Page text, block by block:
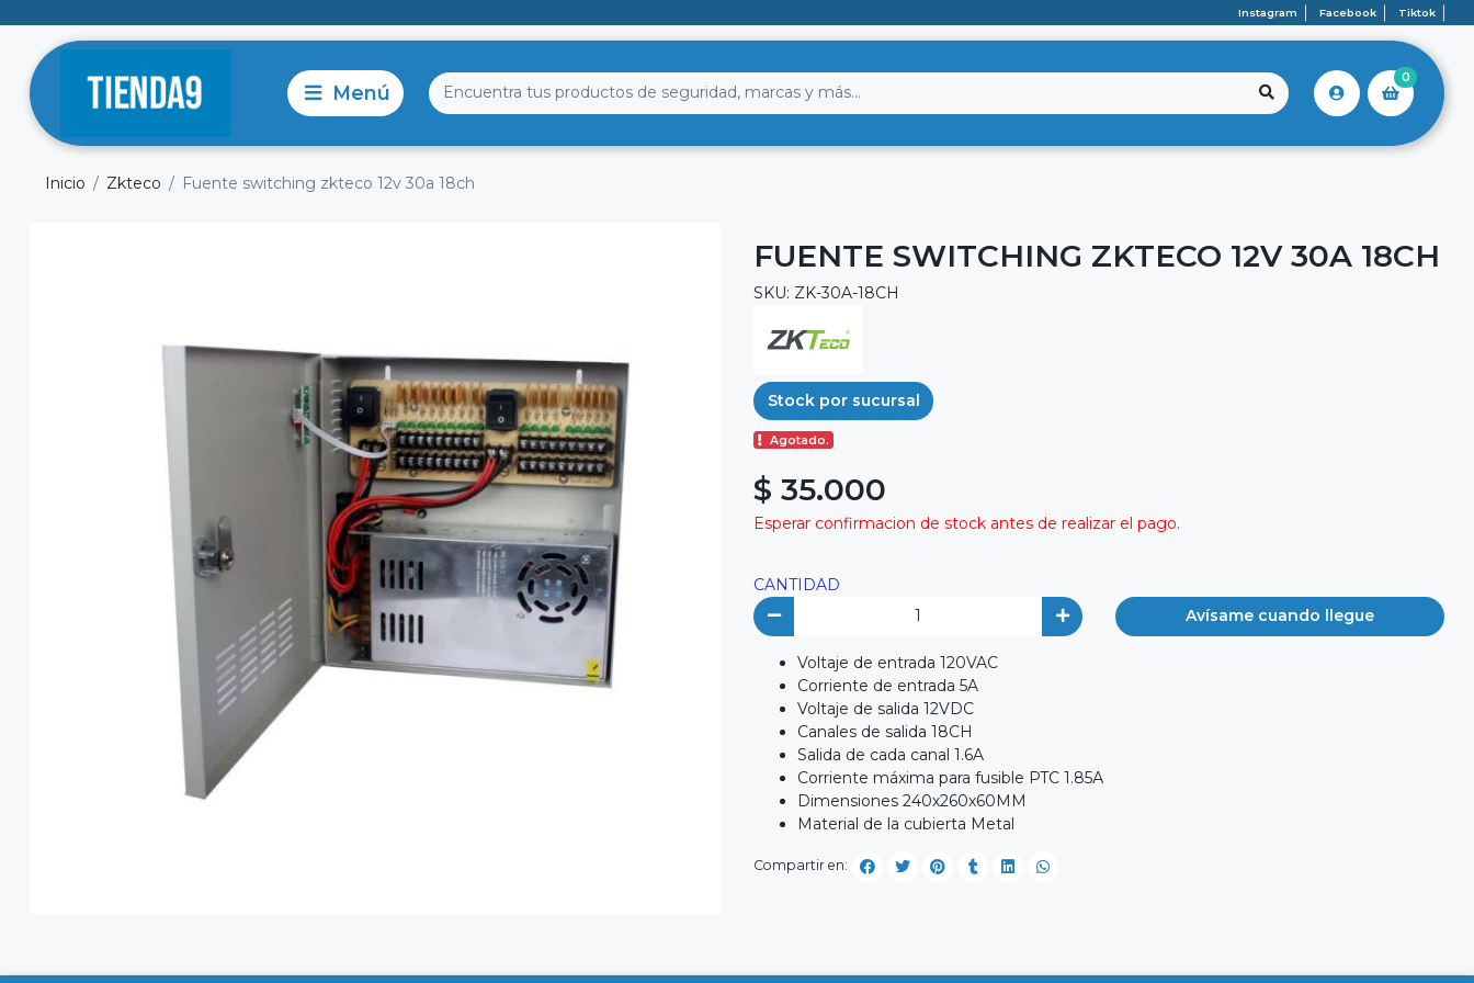
Instagram Facebook Tiktok
0
Inicio Zkteco Fuente switching zkteco 12v 30a 18ch
FUENTE SWITCHING ZKTECO 12V 30A 18CH
SKU: ZK-30A-18CH
Stock por sucursal
Agotado.
$ 35.000
Esperar confirmacion de stock antes de realizar el pago.
CANTIDAD
Avísame cuando llegue
Voltaje de entrada 120VAC
Corriente de entrada 5A
Voltaje de salida 12VDC
Canales de salida 18CH
Salida de cada canal 1.6A
Corriente máxima para fusible PTC 1.85А
Dimensiones 240х260х60MM
Material de la cubierta Metal
Compartir en: